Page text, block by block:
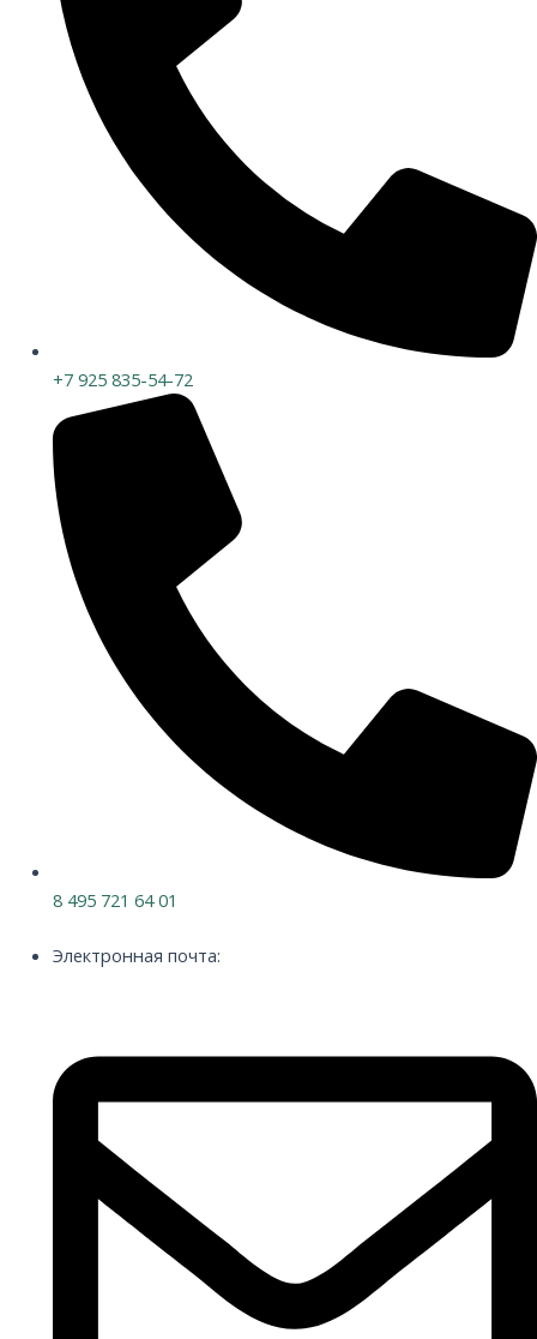
+7 925 835-54-72
8 495 721 64 01
Электронная почта: